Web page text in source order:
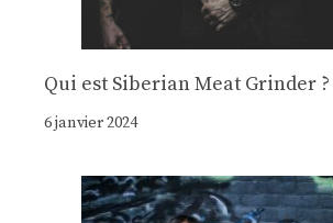
Qui est Siberian Meat Grinder ?
6 janvier 2024